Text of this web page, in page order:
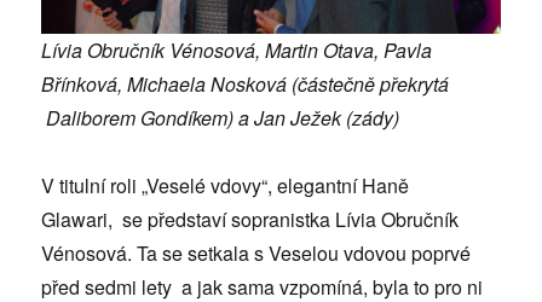
Lívia Obručník Vénosová, Martin Otava, Pavla
Břínková, Michaela Nosková (částečně překrytá
Daliborem Gondíkem) a Jan Ježek (zády)
V titulní roli „Veselé vdovy“, elegantní Haně
Glawari, se představí sopranistka Lívia Obručník
Vénosová. Ta se setkala s Veselou vdovou poprvé
před sedmi lety a jak sama vzpomíná, byla to pro ni